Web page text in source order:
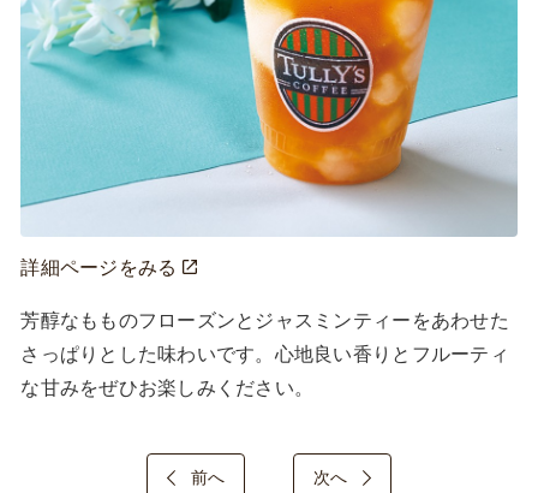
詳細ページをみる
芳醇なもものフローズンとジャスミンティーをあわせた
さっぱりとした味わいです。心地良い香りとフルーティ
な甘みをぜひお楽しみください。
前へ 次へ